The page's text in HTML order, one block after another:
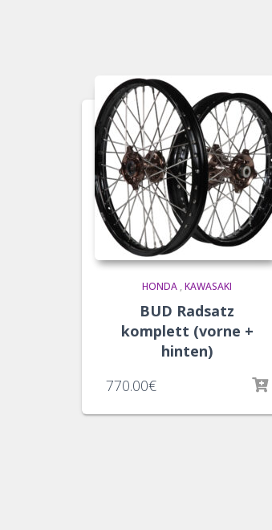
HONDA ,KAWASAKI
BUD Radsatz
komplett (vorne +
hinten)
770.00€